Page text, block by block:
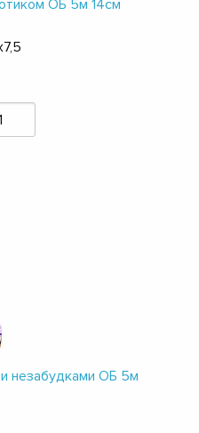
ОБ 5м 14см
незабудками ОБ 5м